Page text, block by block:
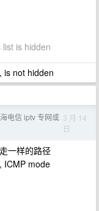
is hidden
is not hidden
电信 iptv 专网或 3 月 14
日
一样的路径
ICMP mode